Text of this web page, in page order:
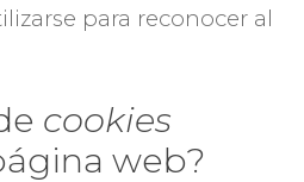
para reconocer al
cookies
web?